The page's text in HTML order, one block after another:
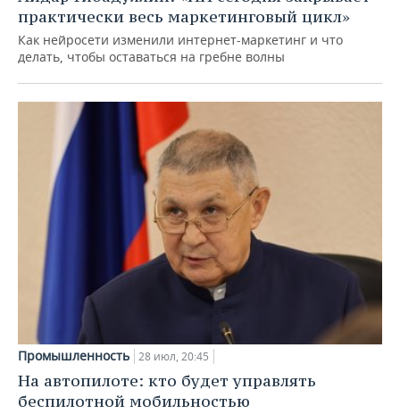
практически весь маркетинговый цикл»
Как нейросети изменили интернет-маркетинг и что
делать, чтобы оставаться на гребне волны
Промышленность 28 июл, 20:45
На автопилоте: кто будет управлять
беспилотной мобильностью